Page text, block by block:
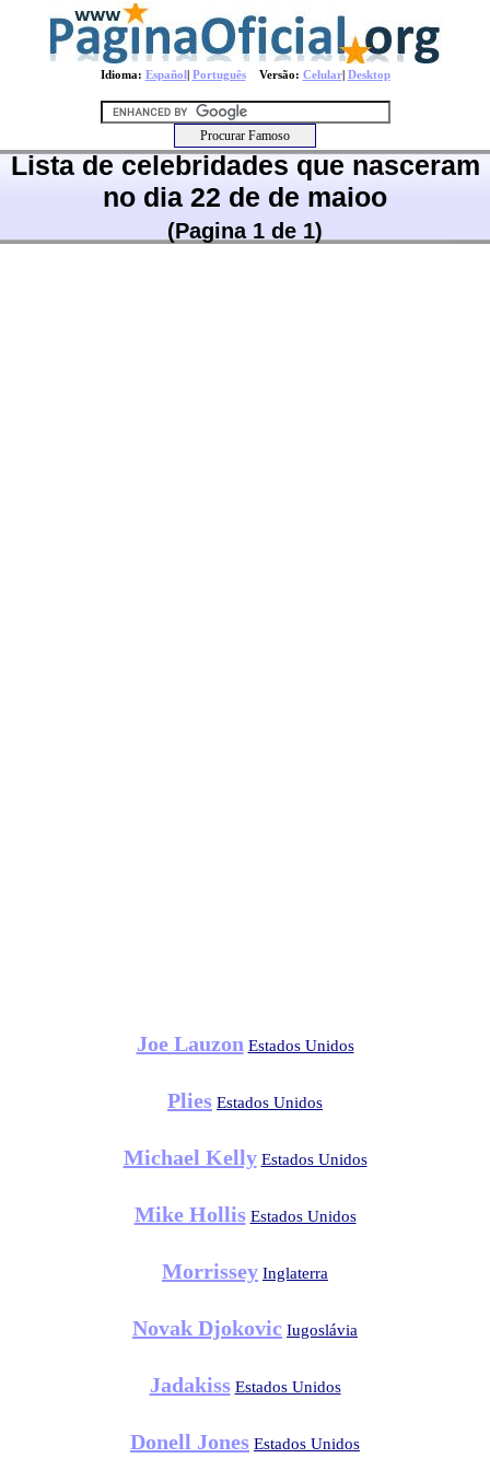
Idioma: Español| PortuguêsVersão: Celular| Desktop
Lista de celebridades que nasceram
no dia 22 de de maioo
(Pagina 1 de 1)
Joe Lauzon Estados Unidos
Plies Estados Unidos
Michael Kelly Estados Unidos
Mike Hollis Estados Unidos
Morrissey Inglaterra
Novak Djokovic Iugoslávia
Jadakiss Estados Unidos
Donell Jones Estados Unidos